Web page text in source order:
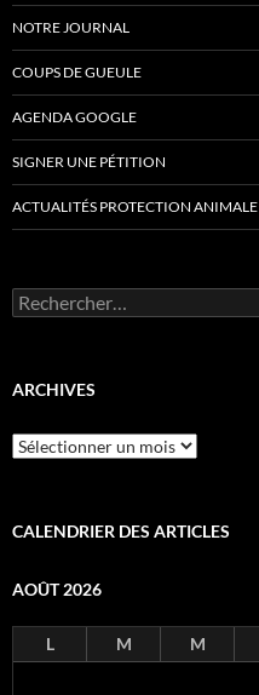
NOTRE JOURNAL
COUPS DE GUEULE
AGENDA GOOGLE
SIGNER UNE PÉTITION
ACTUALITÉS PROTECTION ANIMALE
Rechercher :
ARCHIVES
Archives
CALENDRIER DES ARTICLES
AOÛT 2026
L M M